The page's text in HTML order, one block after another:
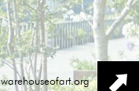
warehouseofart.org